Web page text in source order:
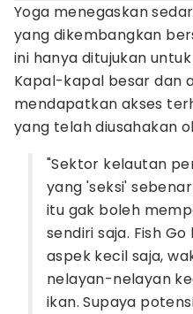
Yoga menegaskan
yang dikembangkan
ini hanya ditujukan
Kapal-kapal besar dan
mendapatkan akses
yang telah diusahakan
"Sektor kelautan
yang 'seksi'
itu gak boleh
sendiri saja. Fish
aspek kecil saja,
nelayan-nelayan
ikan. Supaya